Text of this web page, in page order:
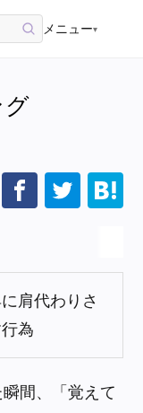
メニュー▾
肩代わりさ
為
間、「覚えて